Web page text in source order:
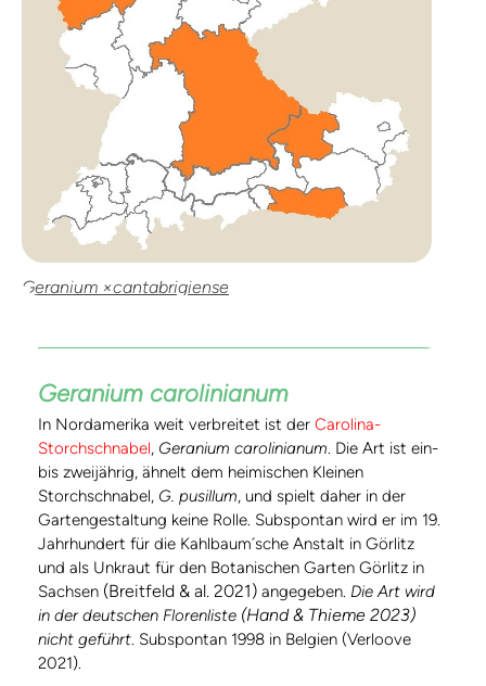
Geranium ×cantabrigiense
Geranium carolinianum
In Nordamerika weit verbreitet ist der Carolina-
Storchschnabel, Geranium carolinianum. Die Art ist ein-
bis zweijährig, ähnelt dem heimischen Kleinen
Storchschnabel, G. pusillum, und spielt daher in der
Gartengestaltung keine Rolle. Subspontan wird er im 19.
Jahrhundert für die Kahlbaum´sche Anstalt in Görlitz
und als Unkraut für den Botanischen Garten Görlitz in
Sachsen (Breitfeld & al. 2021) angegeben. Die Art wird
in der deutschen Florenliste (Hand & Thieme 2023)
nicht geführt. Subspontan 1998 in Belgien (Verloove
2021).